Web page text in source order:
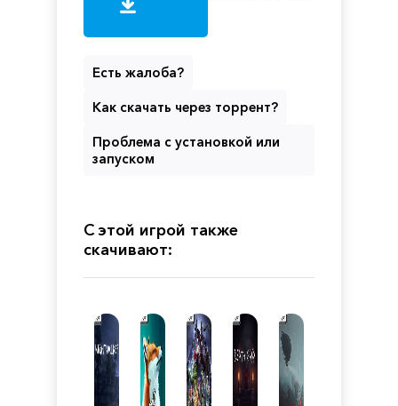
Есть жалоба?
Как скачать через торрент?
Проблема с установкой или
запуском
С этой игрой также
скачивают: